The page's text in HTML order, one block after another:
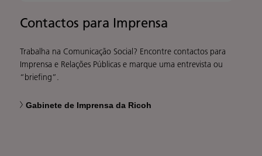
Contactos para Imprensa
Trabalha na Comunicação Social? Encontre contactos para
Imprensa e Relações Públicas e marque uma entrevista ou
“briefing”.
Gabinete de Imprensa da Ricoh